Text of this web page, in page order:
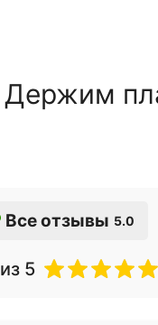
Держим
Все отзывы 5.0
из 5